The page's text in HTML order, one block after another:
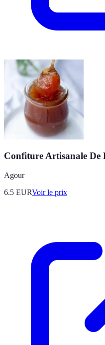
Confiture Artisanale De
Agour
6.5 EURVoir le prix